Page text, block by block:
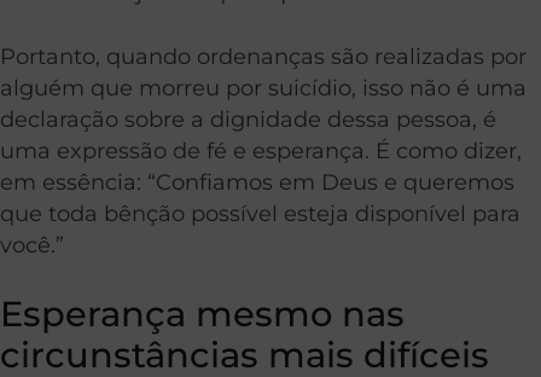
Portanto, quando ordenanças são realizadas por
alguém que morreu por suicídio, isso não é uma
declaração sobre a dignidade dessa pessoa, é
uma expressão de fé e esperança. É como dizer,
em essência: “Confiamos em Deus e queremos
que toda bênção possível esteja disponível para
você.”
Esperança mesmo nas
circunstâncias mais difíceis